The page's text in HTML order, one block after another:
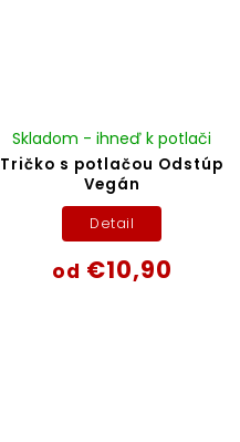
Tričko s potlačou Odstúp
Vegán
Skladom - ihneď k potlači
od €10,90
Detail